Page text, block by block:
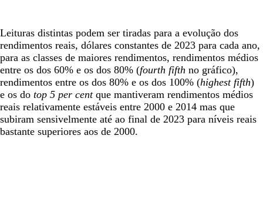
Leituras distintas podem ser tiradas para a evolução dos
rendimentos reais, dólares constantes de 2023 para cada ano,
para as classes de maiores rendimentos, rendimentos médios
entre os dos 60% e os dos 80% (fourth fifth no gráfico),
rendimentos entre os dos 80% e os dos 100% (highest fifth)
e os do top 5 per centque mantiveram rendimentos médios
reais relativamente estáveis entre 2000 e 2014 mas que
subiram sensivelmente até ao final de 2023 para níveis reais
bastante superiores aos de 2000.